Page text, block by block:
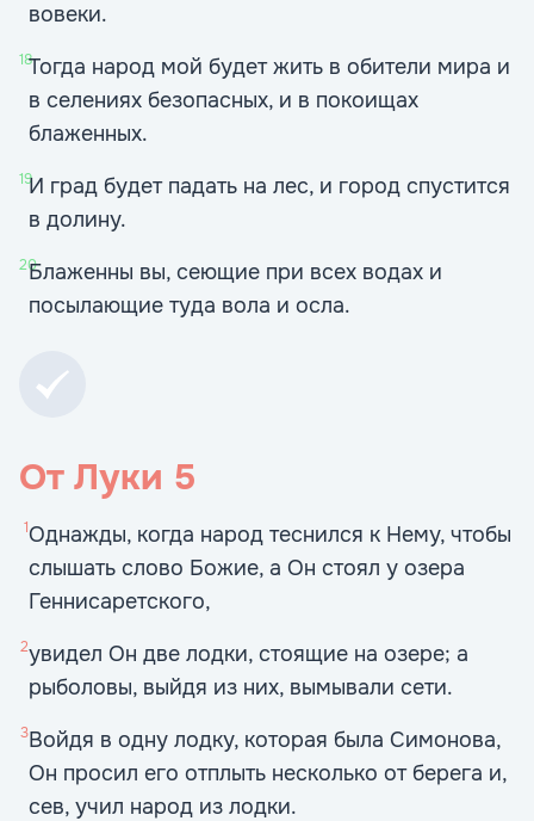
вовеки.
18Тогда народ мой будет жить в обители мира и
в селениях безопасных, и в покоищах
блаженных.
19И град будет падать на лес, и город спустится
в долину.
20Блаженны вы, сеющие при всех водах и
посылающие туда вола и осла.
От Луки 5
1Однажды, когда народ теснился к Нему, чтобы
слышать слово Божие, а Он стоял у озера
Геннисаретского,
2увидел Он две лодки, стоящие на озере; а
рыболовы, выйдя из них, вымывали сети.
3Войдя в одну лодку, которая была Симонова,
Он просил его отплыть несколько от берега и,
сев, учил народ из лодки.